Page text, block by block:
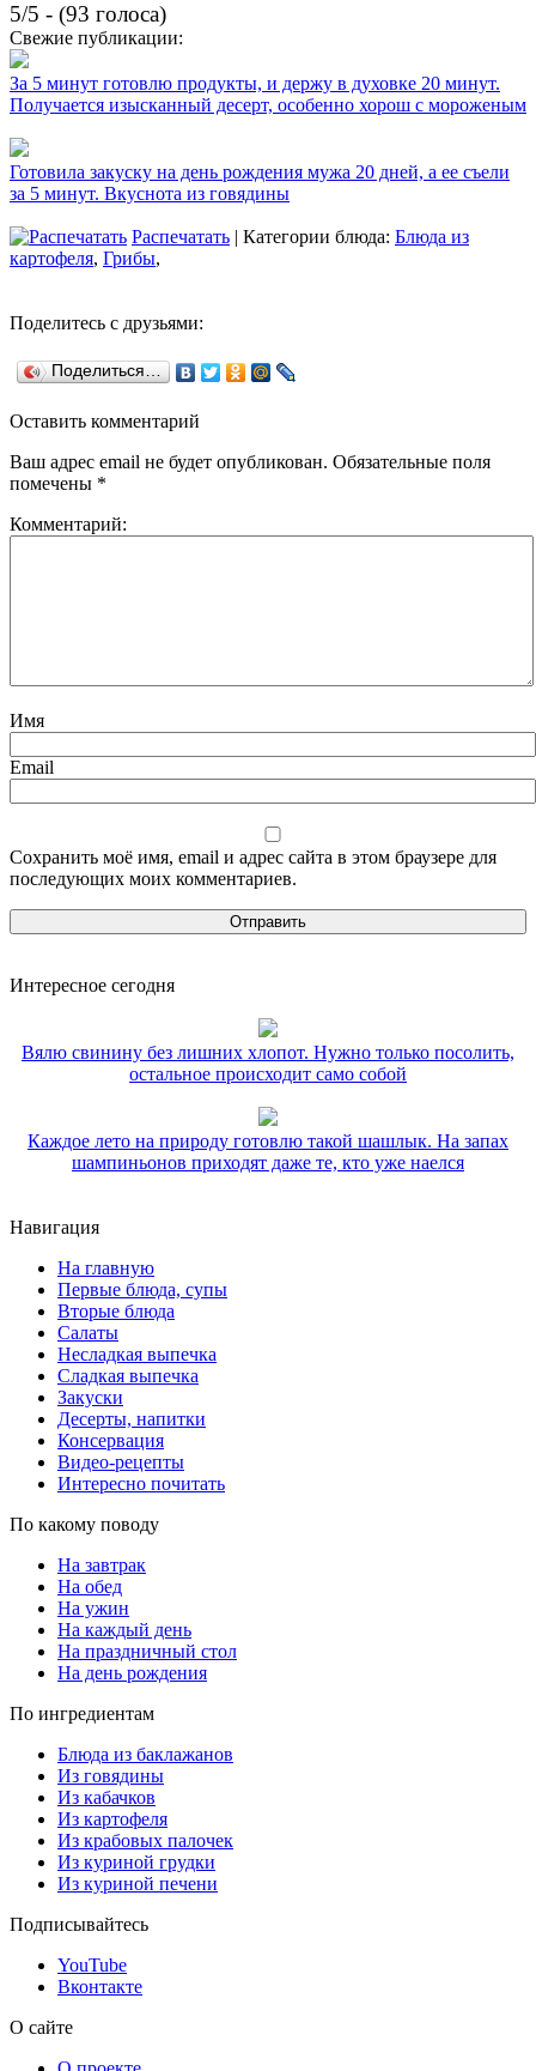
5/5 - (93 голоса)
Свежие публикации:
За 5 минут готовлю продукты, и держу в духовке 20 минут.
Получается изысканный десерт, особенно хорош с мороженым
Готовила закуску на день рождения мужа 20 дней, а ее съели
за 5 минут. Вкуснота из говядины
Распечатать | Категории блюда: Блюда из
картофеля, Грибы,
Поделитесь с друзьями:
Поделиться…
Оставить комментарий
Ваш адрес email не будет опубликован. Обязательные поля
помечены *
Комментарий:
Имя
Email
Сохранить моё имя, email и адрес сайта в этом браузере для
последующих моих комментариев.
Интересное сегодня
Вялю свинину без лишних хлопот. Нужно только посолить,
остальное происходит само собой
Каждое лето на природу готовлю такой шашлык. На запах
шампиньонов приходят даже те, кто уже наелся
Навигация
На главную
Первые блюда, супы
Вторые блюда
Салаты
Несладкая выпечка
Сладкая выпечка
Закуски
Десерты, напитки
Консервация
Видео-рецепты
Интересно почитать
По какому поводу
На завтрак
На обед
На ужин
На каждый день
На праздничный стол
На день рождения
По ингредиентам
Блюда из баклажанов
Из говядины
Из кабачков
Из картофеля
Из крабовых палочек
Из куриной грудки
Из куриной печени
Подписывайтесь
YouTube
Вконтакте
О сайте